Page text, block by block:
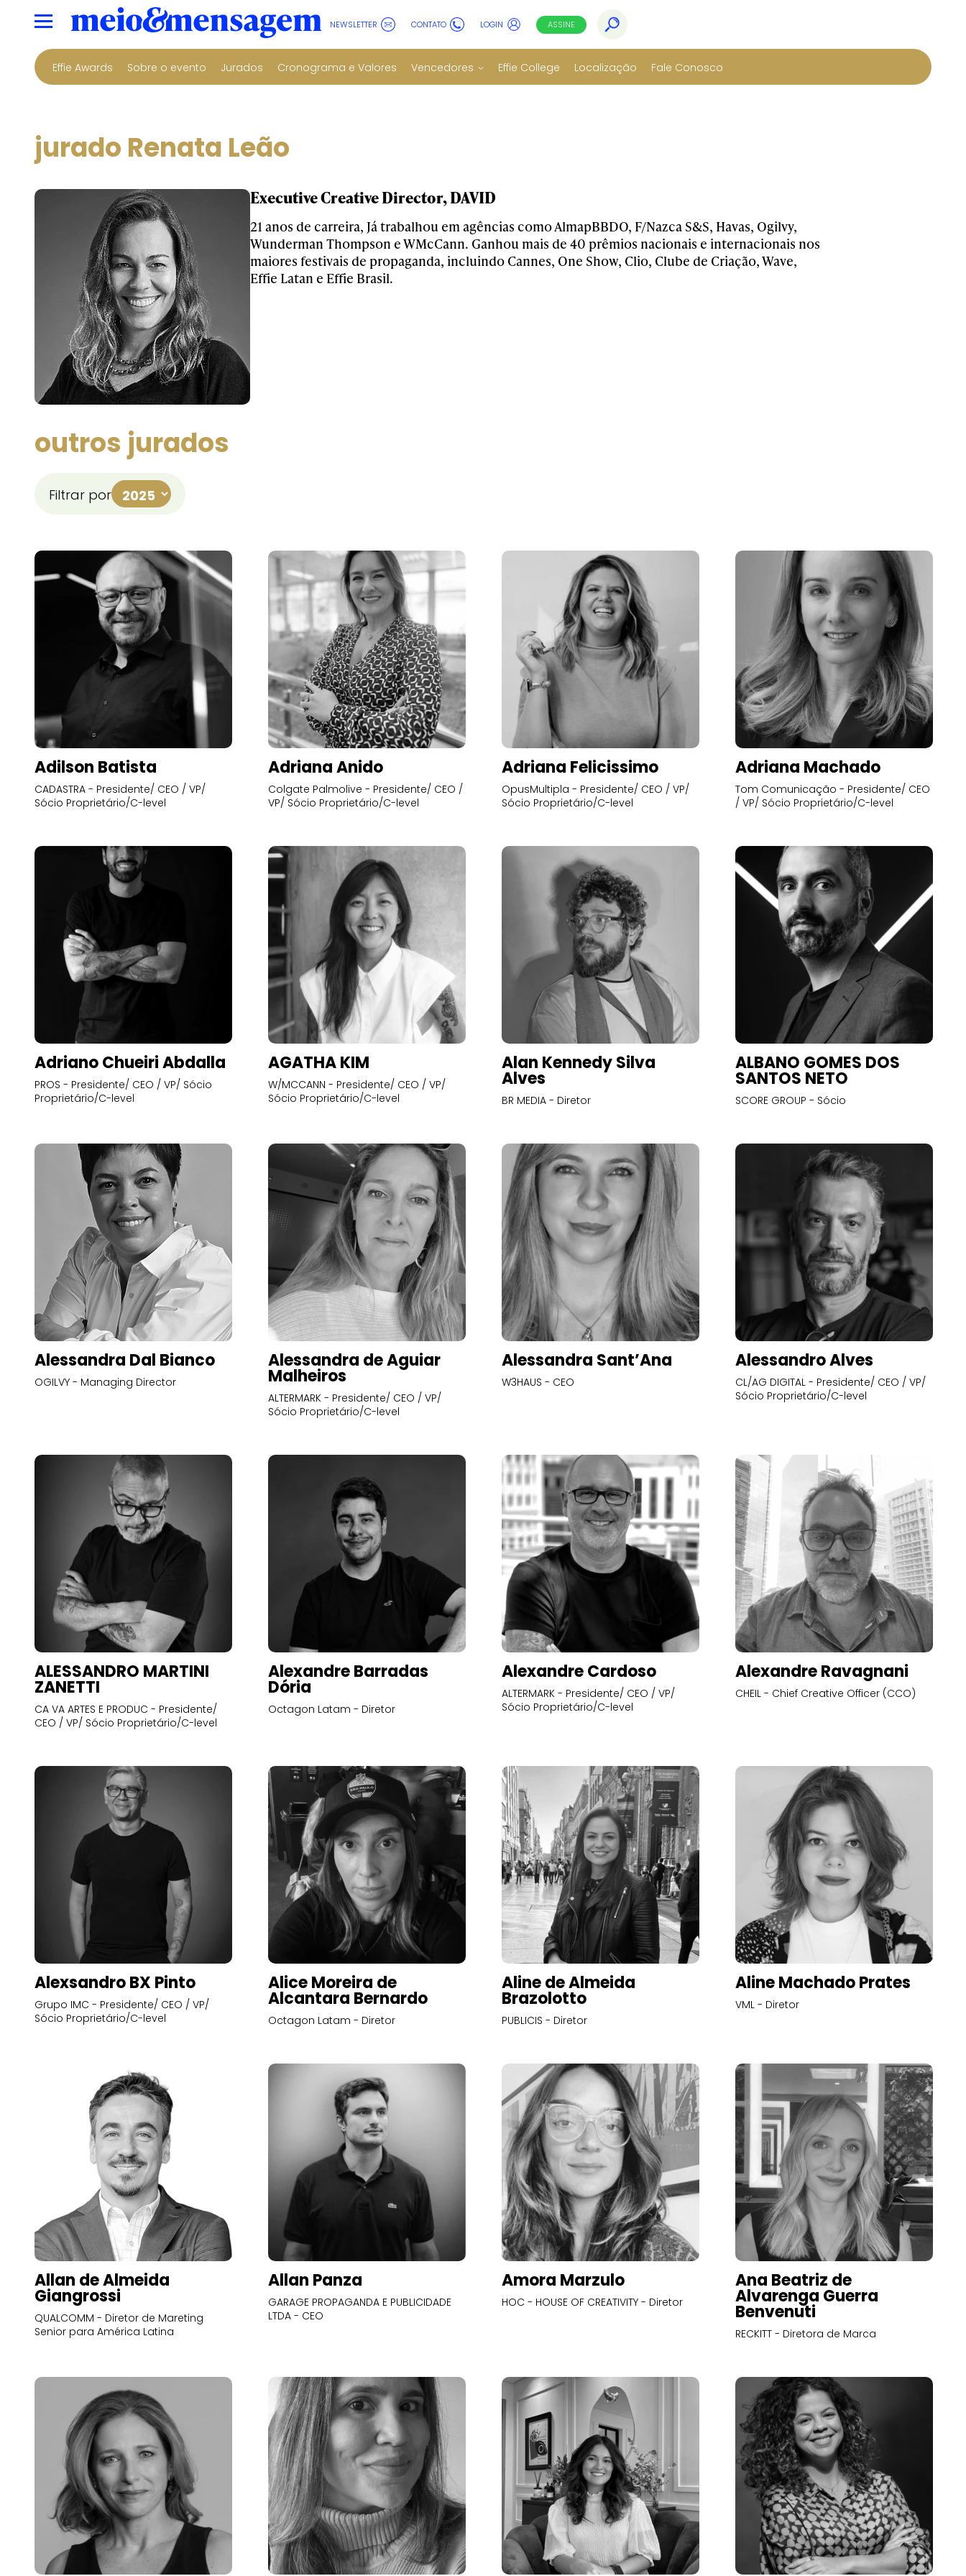
NEWSLETTER CONTATO LOGIN ASSINE
Effie Awards Sobre o evento Jurados Cronograma e Valores Vencedores Effie College Localização Fale Conosco
jurado Renata Leão
Executive Creative Director, DAVID
21 anos de carreira, Já trabalhou em agências como AlmapBBDO, F/Nazca S&S, Havas, Ogilvy,
Wunderman Thompson e WMcCann. Ganhou mais de 40 prêmios nacionais e internacionais nos
maiores festivais de propaganda, incluindo Cannes, One Show, Clio, Clube de Criação, Wave,
Effie Latan e Effie Brasil.
outros jurados
Filtrar por
Adilson Batista
CADASTRA - Presidente/ CEO / VP/
Sócio Proprietário/C-level
Adriana Anido
Colgate Palmolive - Presidente/ CEO /
VP/ Sócio Proprietário/C-level
Adriana Felicissimo
OpusMultipla - Presidente/ CEO / VP/
Sócio Proprietário/C-level
Adriana Machado
Tom Comunicação - Presidente/ CEO
/ VP/ Sócio Proprietário/C-level
Adriano Chueiri Abdalla
PROS - Presidente/ CEO / VP/ Sócio
Proprietário/C-level
AGATHA KIM
W/MCCANN - Presidente/ CEO / VP/
Sócio Proprietário/C-level
Alan Kennedy Silva
Alves
BR MEDIA - Diretor
ALBANO GOMES DOS
SANTOS NETO
SCORE GROUP - Sócio
Alessandra Dal Bianco
OGILVY - Managing Director
Alessandra de Aguiar
Malheiros
ALTERMARK - Presidente/ CEO / VP/
Sócio Proprietário/C-level
Alessandra Sant’Ana
W3HAUS - CEO
Alessandro Alves
CL/AG DIGITAL - Presidente/ CEO / VP/
Sócio Proprietário/C-level
ALESSANDRO MARTINI
ZANETTI
CA VA ARTES E PRODUC - Presidente/
CEO / VP/ Sócio Proprietário/C-level
Alexandre Barradas
Dória
Octagon Latam - Diretor
Alexandre Cardoso
ALTERMARK - Presidente/ CEO / VP/
Sócio Proprietário/C-level
Alexandre Ravagnani
CHEIL - Chief Creative Officer (CCO)
Alexsandro BX Pinto
Grupo IMC - Presidente/ CEO / VP/
Sócio Proprietário/C-level
Alice Moreira de
Alcantara Bernardo
Octagon Latam - Diretor
Aline de Almeida
Brazolotto
PUBLICIS - Diretor
Aline Machado Prates
VML - Diretor
Allan de Almeida
Giangrossi
QUALCOMM - Diretor de Mareting
Senior para América Latina
Allan Panza
GARAGE PROPAGANDA E PUBLICIDADE
LTDA - CEO
Amora Marzulo
HOC - HOUSE OF CREATIVITY - Diretor
Ana Beatriz de
Alvarenga Guerra
Benvenuti
RECKITT - Diretora de Marca